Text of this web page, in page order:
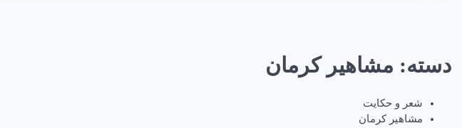
دسته: مشاهیر کرمان
شعر و حکایت
مشاهیر کرمان